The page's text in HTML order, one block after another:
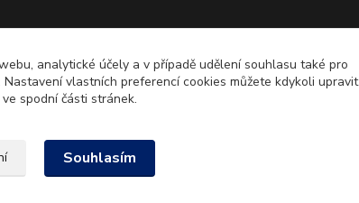
analytické účely a v případě udělení souhlasu také pro
vlastních preferencí cookies můžete kdykoli upravit
spodní části stránek.
Souhlasím